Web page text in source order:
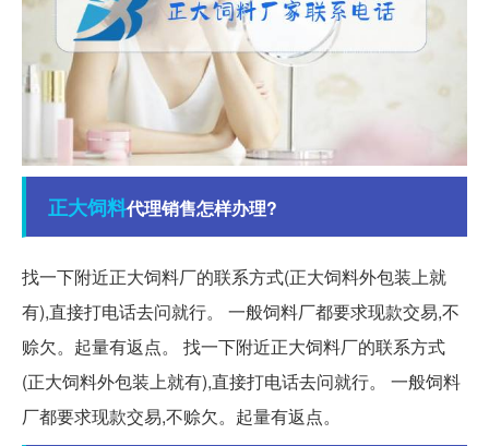
正大饲料代理销售怎样办理?
找一下附近正大饲料厂的联系方式(正大饲料外包装上就
有),直接打电话去问就行。 一般饲料厂都要求现款交易,不
赊欠。起量有返点。 找一下附近正大饲料厂的联系方式
(正大饲料外包装上就有),直接打电话去问就行。 一般饲料
厂都要求现款交易,不赊欠。起量有返点。